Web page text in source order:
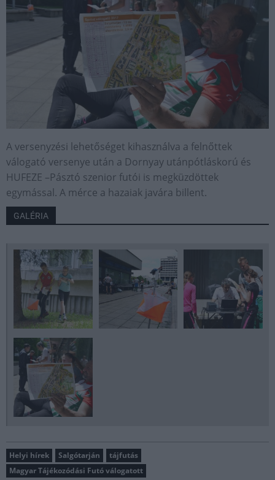
A versenyzési lehetőséget kihasználva a felnőttek
válogató versenye után a Dornyay utánpótláskorú és
HUFEZE –Pásztó szenior futói is megküzdöttek
egymással. A mérce a hazaiak javára billent.
GALÉRIA
Helyi hírek Salgótarján
tájfutás
Magyar Tájékozódási Futó válogatott